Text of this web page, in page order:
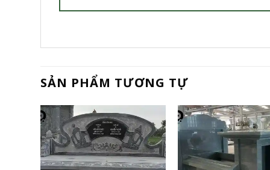
SẢN PHẨM TƯƠNG TỰ